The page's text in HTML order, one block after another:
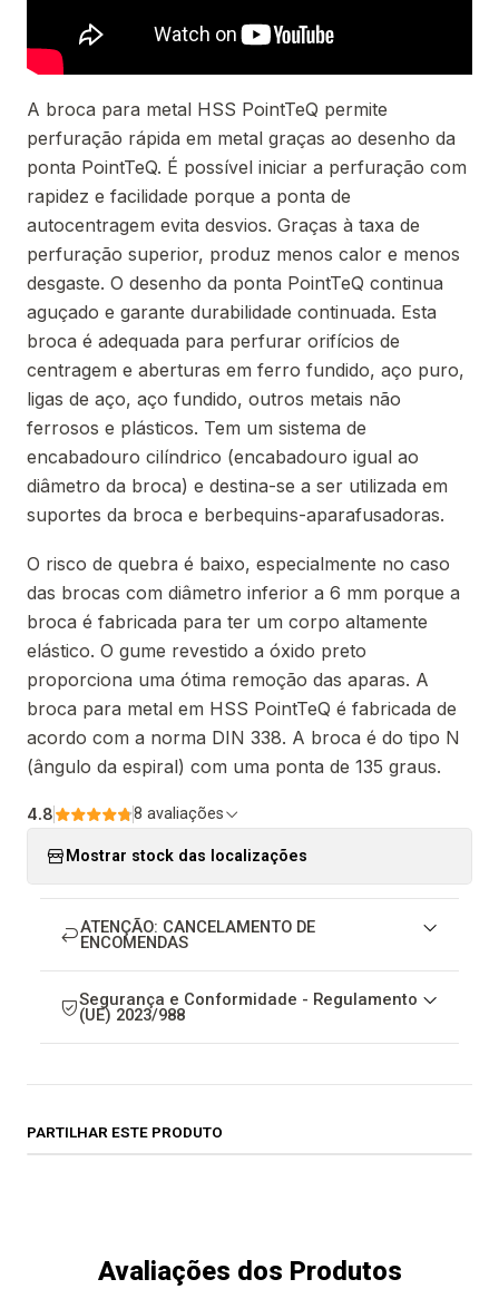
A broca para metal HSS PointTeQ permite
perfuração rápida em metal graças ao desenho da
ponta PointTeQ. É possível iniciar a perfuração com
rapidez e facilidade porque a ponta de
autocentragem evita desvios. Graças à taxa de
perfuração superior, produz menos calor e menos
desgaste. O desenho da ponta PointTeQ continua
aguçado e garante durabilidade continuada. Esta
broca é adequada para perfurar orifícios de
centragem e aberturas em ferro fundido, aço puro,
ligas de aço, aço fundido, outros metais não
ferrosos e plásticos. Tem um sistema de
encabadouro cilíndrico (encabadouro igual ao
diâmetro da broca) e destina-se a ser utilizada em
suportes da broca e berbequins-aparafusadoras.
O risco de quebra é baixo, especialmente no caso
das brocas com diâmetro inferior a 6 mm porque a
broca é fabricada para ter um corpo altamente
elástico. O gume revestido a óxido preto
proporciona uma ótima remoção das aparas. A
broca para metal em HSS PointTeQ é fabricada de
acordo com a norma DIN 338. A broca é do tipo N
(ângulo da espiral) com uma ponta de 135 graus.
4.8 8 avaliações
Mostrar stock das localizações
ATENÇÃO: CANCELAMENTO DE
ENCOMENDAS
Segurança e Conformidade - Regulamento
(UE) 2023/988
PARTILHAR ESTE PRODUTO
Avaliações dos Produtos